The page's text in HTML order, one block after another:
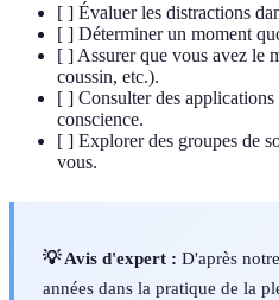
[ ] Évaluer les distractions
[ ] Déterminer un moment
[ ] Assurer que vous avez le
coussin, etc.).
[ ] Consulter des
conscience.
[ ] Explorer des groupes de
vous.
💡 Avis d'expert : D'après
années dans la pratique de la